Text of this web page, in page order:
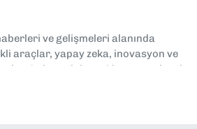
ve gelişmeleri alanında
araçlar, yapay zeka, inovasyon ve
Dokuzeylul.com’da yazar olarak
yorumlarımı paylaşıyorum. Takipte